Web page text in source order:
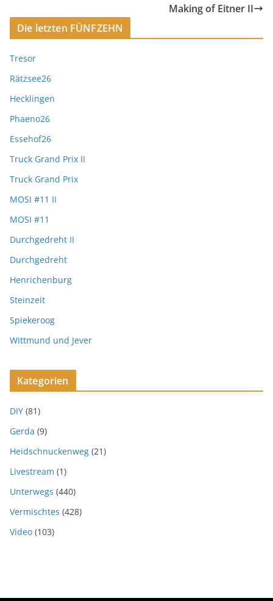
Making of Eitner II
Die letzten FÜNFZEHN
Tresor
Rätzsee26
Hecklingen
Phaeno26
Essehof26
Truck Grand Prix II
Truck Grand Prix
MOSI #11 II
MOSI #11
Durchgedreht II
Durchgedreht
Henrichenburg
Steinzeit
Spiekeroog
Wittmund und Jever
Kategorien
DIY (81)
Gerda (9)
Heidschnuckenweg (21)
Livestream (1)
Unterwegs (440)
Vermischtes (428)
Video (103)